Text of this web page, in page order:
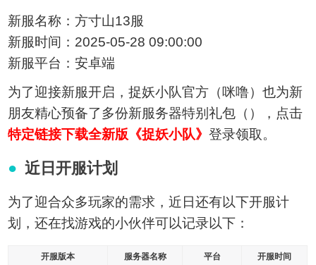
新服名称：方寸山13服
新服时间：2025-05-28 09:00:00
新服平台：安卓端
为了迎接新服开启，捉妖小队官方（咪噜）也为新
朋友精心预备了多份新服务器特别礼包（），点击
特定链接下载全新版《捉妖小队》登录领取。
近日开服计划
为了迎合众多玩家的需求，近日还有以下开服计
划，还在找游戏的小伙伴可以记录以下：
开服版本 服务器名称 平台 开服时间